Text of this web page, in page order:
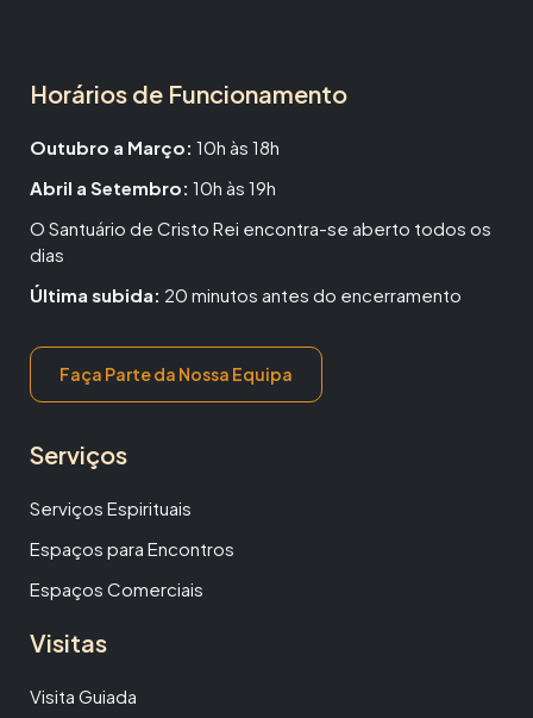
Horários de Funcionamento
Outubro a Março: 10h às 18h
Abril a Setembro: 10h às 19h
O Santuário de Cristo Rei encontra-se aberto todos os
dias
Última subida: 20 minutos antes do encerramento
Faça Parte da Nossa Equipa
Serviços
Serviços Espirituais
Espaços para Encontros
Espaços Comerciais
Visitas
Visita Guiada